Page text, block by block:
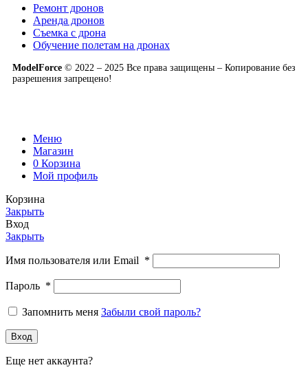
Ремонт дронов
Аренда дронов
Съемка с дрона
Обучение полетам на дронах
ModelForce © 2022 – 2025 Все права защищены – Копирование без
разрешения запрещено!
Меню
Магазин
0 Корзина
Мой профиль
Корзина
Закрыть
Вход
Закрыть
Имя пользователя или Email *
Пароль *
Запомнить меня Забыли свой пароль?
Вход
Еще нет аккаунта?